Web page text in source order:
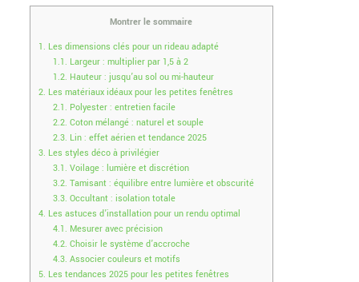
Montrer le sommaire
1. Les dimensions clés pour un rideau adapté
1.1. Largeur : multiplier par 1,5 à 2
1.2. Hauteur : jusqu’au sol ou mi-hauteur
2. Les matériaux idéaux pour les petites fenêtres
2.1. Polyester : entretien facile
2.2. Coton mélangé : naturel et souple
2.3. Lin : effet aérien et tendance 2025
3. Les styles déco à privilégier
3.1. Voilage : lumière et discrétion
3.2. Tamisant : équilibre entre lumière et obscurité
3.3. Occultant : isolation totale
4. Les astuces d’installation pour un rendu optimal
4.1. Mesurer avec précision
4.2. Choisir le système d’accroche
4.3. Associer couleurs et motifs
5. Les tendances 2025 pour les petites fenêtres